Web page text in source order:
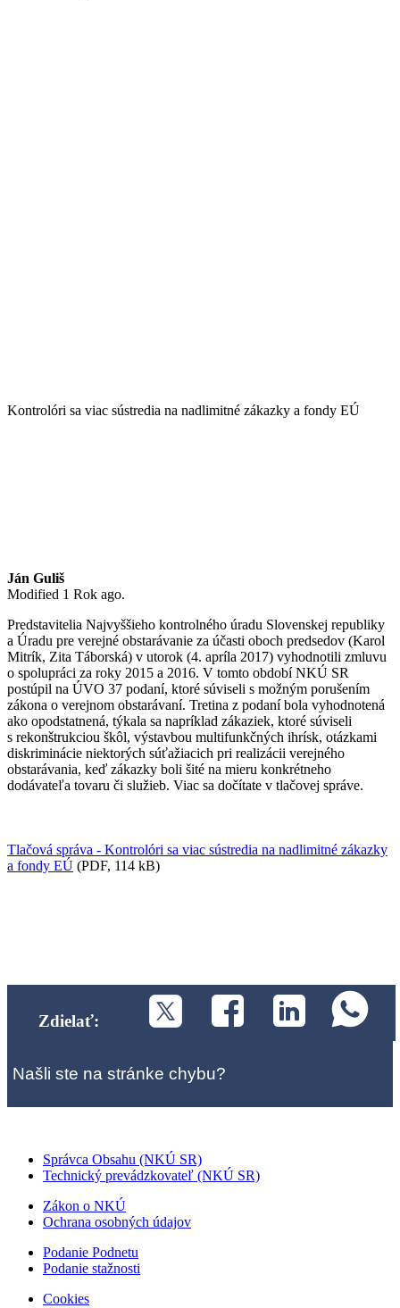
Kontrolóri sa viac sústredia na nadlimitné zákazky a fondy EÚ
Ján Guliš
Modified 1 Rok ago.
Predstavitelia Najvyššieho kontrolného úradu Slovenskej republiky
a Úradu pre verejné obstarávanie za účasti oboch predsedov (Karol
Mitrík, Zita Táborská) v utorok (4. apríla 2017) vyhodnotili zmluvu
o spolupráci za roky 2015 a 2016. V tomto období NKÚ SR
postúpil na ÚVO 37 podaní, ktoré súviseli s možným porušením
zákona o verejnom obstarávaní. Tretina z podaní bola vyhodnotená
ako opodstatnená, týkala sa napríklad zákaziek, ktoré súviseli
s rekonštrukciou škôl, výstavbou multifunkčných ihrísk, otázkami
diskriminácie niektorých súťažiacich pri realizácii verejného
obstarávania, keď zákazky boli šité na mieru konkrétneho
dodávateľa tovaru či služieb. Viac sa dočítate v tlačovej správe.
T​​​​​​lačová správa - Kontrolóri sa viac sústredia na nadlimitné zákazky
a fondy EÚ (PDF, 114 kB)
Zdielať:
Našli ste na stránke chybu?
Správca Obsahu (NKÚ SR)
Technický prevádzkovateľ (NKÚ SR)
Zákon o NKÚ
Ochrana osobných údajov
Podanie Podnetu
Podanie stažnosti
Cookies